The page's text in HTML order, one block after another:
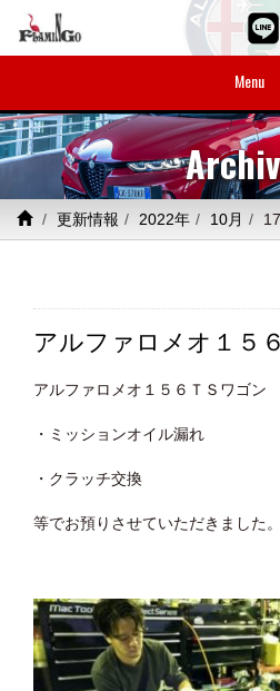
Menu
更新情報 2022年 10月
アルファロメオ１５
アルファロメオ１５６ＴＳワゴ
・ミッションオイル漏れ
・クラッチ交換
等でお預りさせていただきました。